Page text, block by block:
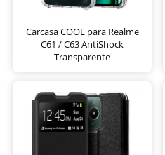
Carcasa COOL para Realme
C61 / C63 AntiShock
Transparente